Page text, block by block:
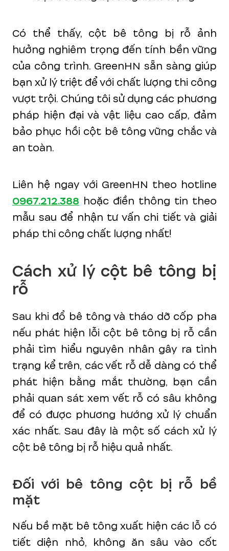
Có thể thấy, cột bê tông bị rỗ ảnh
hưởng nghiêm trọng đến tính bền vững
của công trình. GreenHN sẵn sàng giúp
bạn xử lý triệt để với chất lượng thi công
vượt trội. Chúng tôi sử dụng các phương
pháp hiện đại và vật liệu cao cấp, đảm
bảo phục hồi cột bê tông vững chắc và
an toàn.
Liên hệ ngay với GreenHN theo hotline
0967.212.388 hoặc điền thông tin theo
mẫu sau để nhận tư vấn chi tiết và giải
pháp thi công chất lượng nhất!
Cách xử lý cột bê tông bị
rỗ
Sau khi đổ bê tông và tháo dỡ cốp pha
nếu phát hiện lỗi cột bê tông bị rỗ cần
phải tìm hiểu nguyên nhân gây ra tình
trạng kể trên, các vết rỗ dễ dàng có thể
phát hiện bằng mắt thường, bạn cần
phải quan sát xem vết rỗ có sâu không
để có được phương hướng xử lý chuẩn
xác nhất. Sau đây là một số cách xử lý
cột bê tông bị rỗ hiệu quả nhất.
Đối với bê tông cột bị rỗ bề
mặt
Nếu bề mặt bê tông xuất hiện các lỗ có
tiết diện nhỏ, không ăn sâu vào cốt